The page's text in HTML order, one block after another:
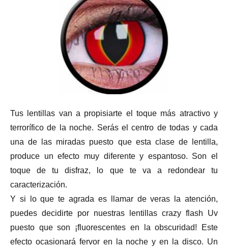
Tus lentillas van a propisiarte el toque más atractivo y
terrorífico de la noche. Serás el centro de todas y cada
una de las miradas puesto que esta clase de lentilla,
produce un efecto muy diferente y espantoso. Son el
toque de tu disfraz, lo que te va a redondear tu
caracterización.
Y si lo que te agrada es llamar de veras la atención,
puedes decidirte por nuestras lentillas crazy flash Uv
puesto que son ¡fluorescentes en la obscuridad! Este
efecto ocasionará fervor en la noche y en la disco. Un